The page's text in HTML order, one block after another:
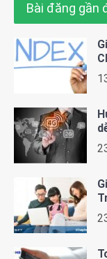
Bài đăng gần